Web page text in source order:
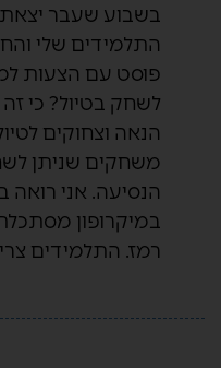
בשבוע שעבר
התלמידים שלי
פוסט עם הצעות
לשחק בטיול? כי
הנאה וצחוקים
משחקים שניתן
הנסיעה. אני רואה
במיקרופון
רמז. התלמידים